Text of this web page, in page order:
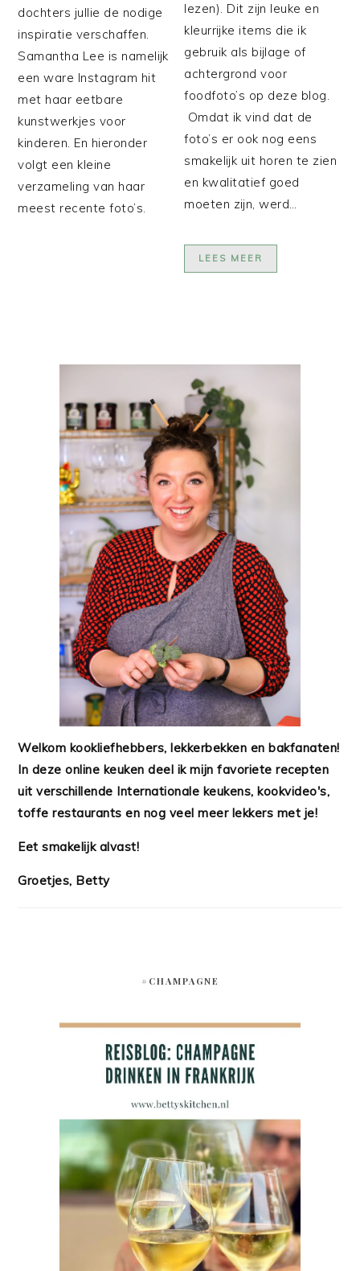
dochters jullie de nodige
inspiratie verschaffen.
Samantha Lee is namelijk
een ware Instagram hit
met haar eetbare
kunstwerkjes voor
kinderen. En hieronder
volgt een kleine
verzameling van haar
meest recente foto’s.
lezen). Dit zijn leuke en
kleurrijke items die ik
gebruik als bijlage of
achtergrond voor
foodfoto’s op deze blog.
Omdat ik vind dat de
foto’s er ook nog eens
smakelijk uit horen te zien
en kwalitatief goed
moeten zijn, werd…
LEES MEER
Welkom kookliefhebbers, lekkerbekken en bakfanaten!
In deze online keuken deel ik mijn favoriete recepten
uit verschillende Internationale keukens, kookvideo's,
toffe restaurants en nog veel meer lekkers met je!
Eet smakelijk alvast!
Groetjes, Betty
#CHAMPAGNE